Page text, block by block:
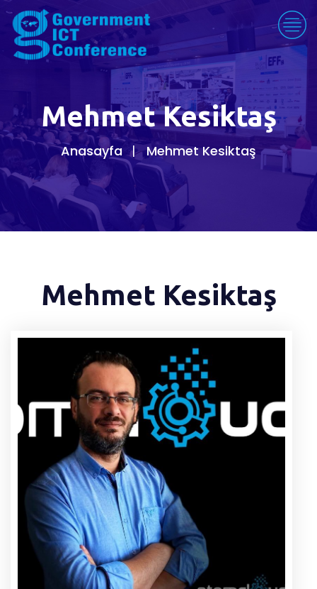
Mehmet Kesiktaş
Anasayfa Mehmet Kesiktaş
Mehmet Kesiktaş